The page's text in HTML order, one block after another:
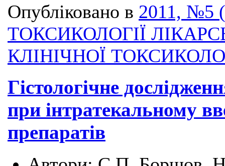
Опубліковано в 2011, №5
ТОКСИКОЛОГІЇ
КЛІНІЧНОЇ
Гістологічне
при інтратекальному
препаратів